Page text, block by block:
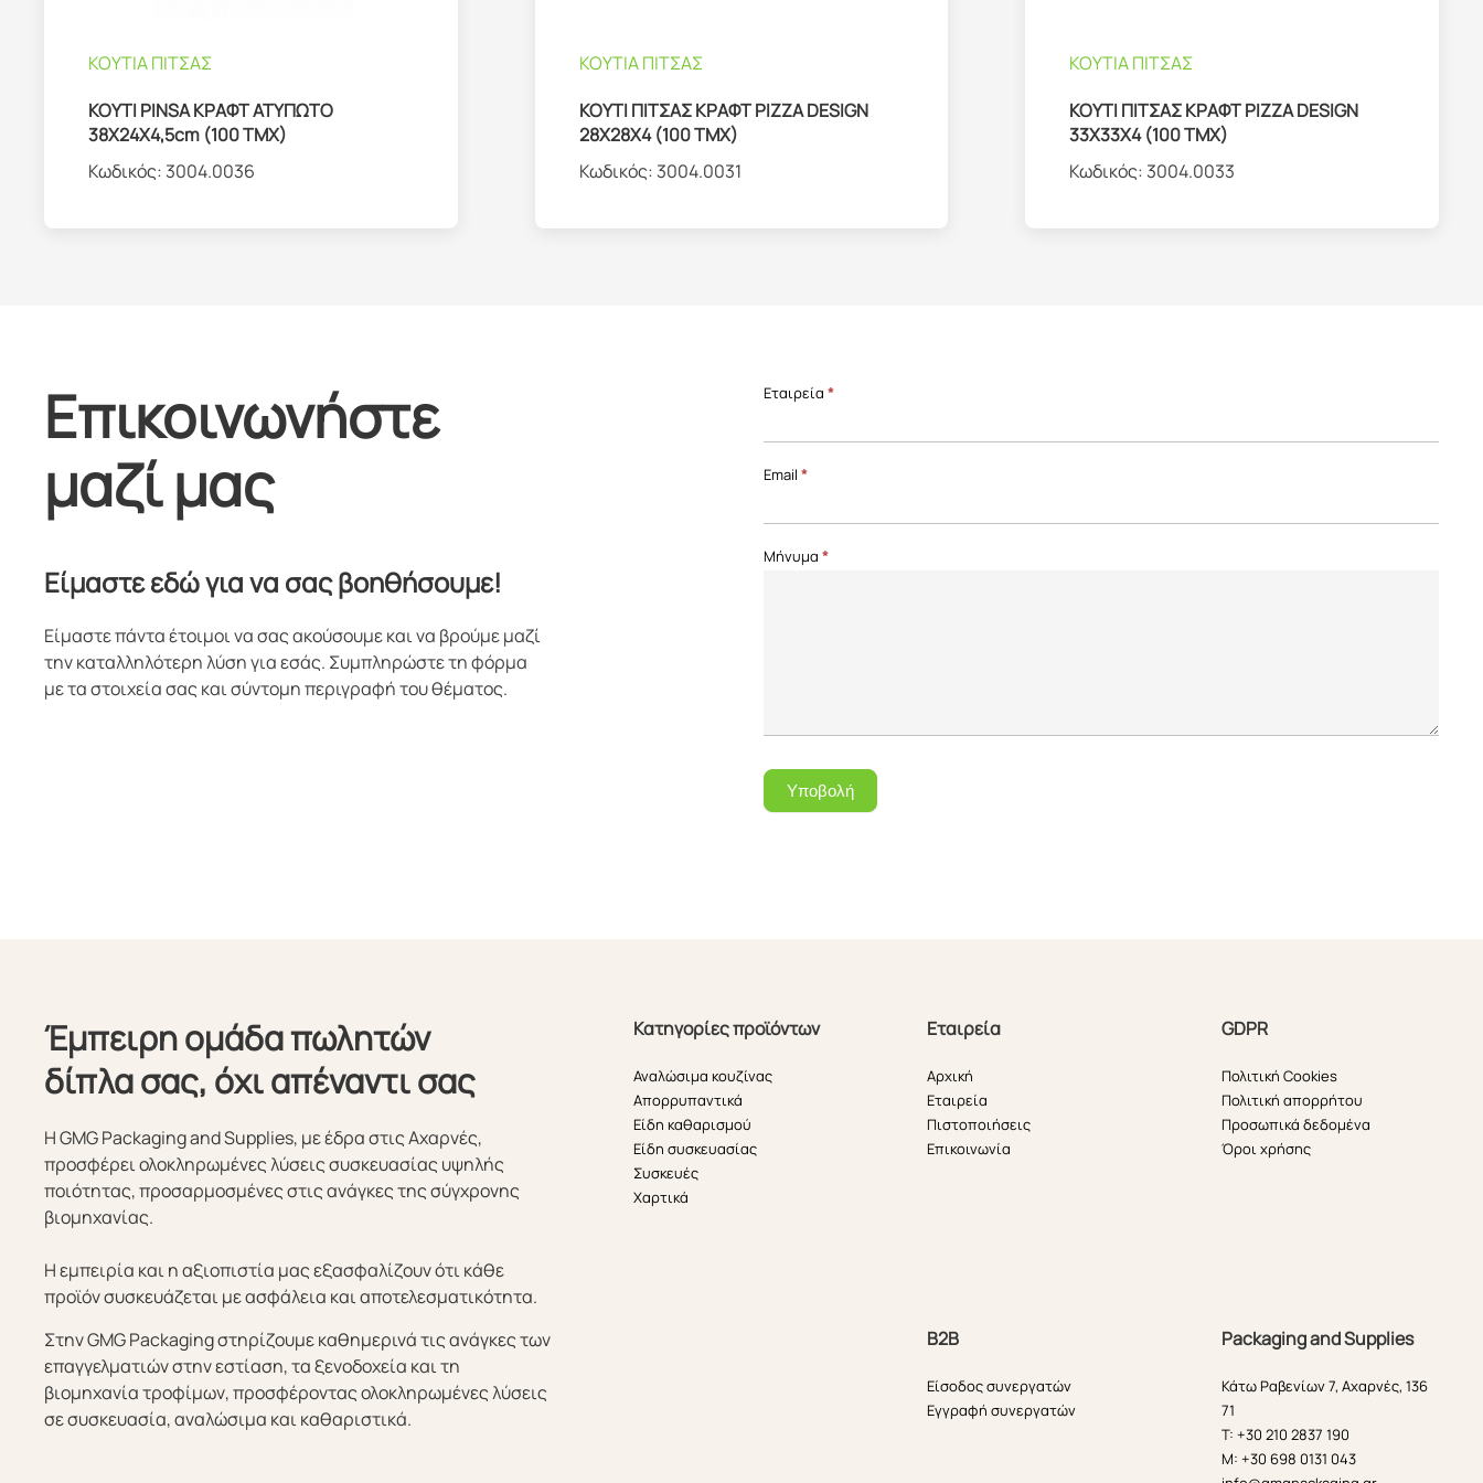
ΚΟΥΤΙΑ ΠΙΤΣΑΣ
ΚΟΥΤΙ PINSA ΚΡΑΦΤ ΑΤΥΠΩΤΟ
38Χ24Χ4,5cm (100 TMX)
Κωδικός: 3004.0036
ΚΟΥΤΙΑ ΠΙΤΣΑΣ
ΚΟΥΤΙ ΠΙΤΣΑΣ ΚΡΑΦΤ PIZZA DESIGN
28X28X4 (100 TMX)
Κωδικός: 3004.0031
ΚΟΥΤΙΑ ΠΙΤΣΑΣ
ΚΟΥΤΙ ΠΙΤΣΑΣ ΚΡΑΦΤ PIZZA DESIGN
33X33X4 (100 TMX)
Κωδικός: 3004.0033
Επικοινωνήστε
μαζί μας
Είμαστε εδώ για να σας βοηθήσουμε!
Είμαστε πάντα έτοιμοι να σας ακούσουμε και να βρούμε μαζί
την καταλληλότερη λύση για εσάς. Συμπληρώστε τη φόρμα
με τα στοιχεία σας και σύντομη περιγραφή του θέματος.
Επικοινωνία
Page
Εταιρεία *
Email *
Μήνυμα *
Υποβολή
Έμπειρη ομάδα πωλητών
δίπλα σας, όχι απέναντι σας
Η GMG Packaging and Supplies, με έδρα στις Αχαρνές,
προσφέρει ολοκληρωμένες λύσεις συσκευασίας υψηλής
ποιότητας, προσαρμοσμένες στις ανάγκες της σύγχρονης
βιομηχανίας.
Η εμπειρία και η αξιοπιστία μας εξασφαλίζουν ότι κάθε
προϊόν συσκευάζεται με ασφάλεια και αποτελεσματικότητα.
Κατηγορίες προϊόντων
Αναλώσιμα κουζίνας
Απορρυπαντικά
Είδη καθαρισμού
Είδη συσκευασίας
Συσκευές
Χαρτικά
Εταιρεία
Αρχική
Εταιρεία
Πιστοποιήσεις
Επικοινωνία
GDPR
Πολιτική Cookies
Πολιτική απορρήτου
Προσωπικά δεδομένα
Όροι χρήσης
Στην GMG Packaging στηρίζουμε καθημερινά τις ανάγκες των
επαγγελματιών στην εστίαση, τα ξενοδοχεία και τη
βιομηχανία τροφίμων, προσφέροντας ολοκληρωμένες λύσεις
σε συσκευασία, αναλώσιμα και καθαριστικά.
B2B
Είσοδος συνεργατών
Εγγραφή συνεργατών
Packaging and Supplies
Κάτω Ραβενίων 7, Αχαρνές, 136
71
T: +30 210 2837 190
M: +30 698 0131 043